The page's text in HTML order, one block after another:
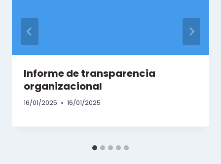
Informe de transparencia
organizacional
16/01/2025 16/01/2025